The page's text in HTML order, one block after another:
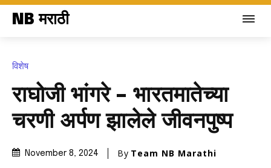
NB मराठी
विशेष
राघोजी भांगरे – भारतमातेच्या
चरणी अर्पण झालेले जीवनपुष्प
November 8, 2024 By Team NB Marathi